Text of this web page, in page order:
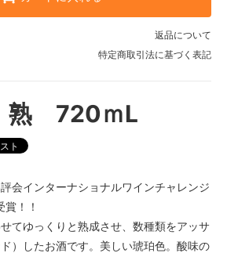
返品について
特定商取引法に基づく表記
熟 720ｍL
会インターナショナルワインチャレンジ
！！
てゆっくりと熟成させ、数種類をアッサ
）したお酒です。美しい琥珀色。酸味の